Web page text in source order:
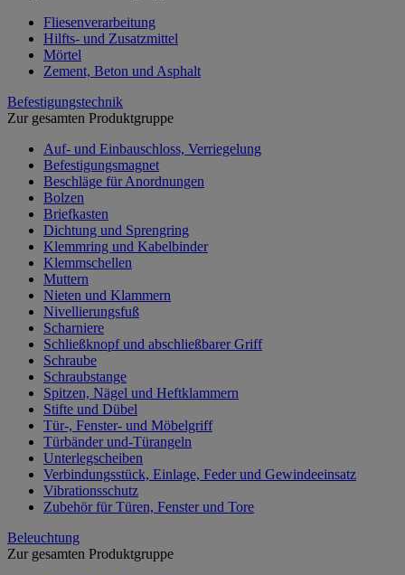
Fliesenverarbeitung
Hilfts- und Zusatzmittel
Mörtel
Zement, Beton und Asphalt
Befestigungstechnik
Zur gesamten Produktgruppe
Auf- und Einbauschloss, Verriegelung
Befestigungsmagnet
Beschläge für Anordnungen
Bolzen
Briefkasten
Dichtung und Sprengring
Klemmring und Kabelbinder
Klemmschellen
Muttern
Nieten und Klammern
Nivellierungsfuß
Scharniere
Schließknopf und abschließbarer Griff
Schraube
Schraubstange
Spitzen, Nägel und Heftklammern
Stifte und Dübel
Tür-, Fenster- und Möbelgriff
Türbänder und-Türangeln
Unterlegscheiben
Verbindungsstück, Einlage, Feder und Gewindeeinsatz
Vibrationsschutz
Zubehör für Türen, Fenster und Tore
Beleuchtung
Zur gesamten Produktgruppe